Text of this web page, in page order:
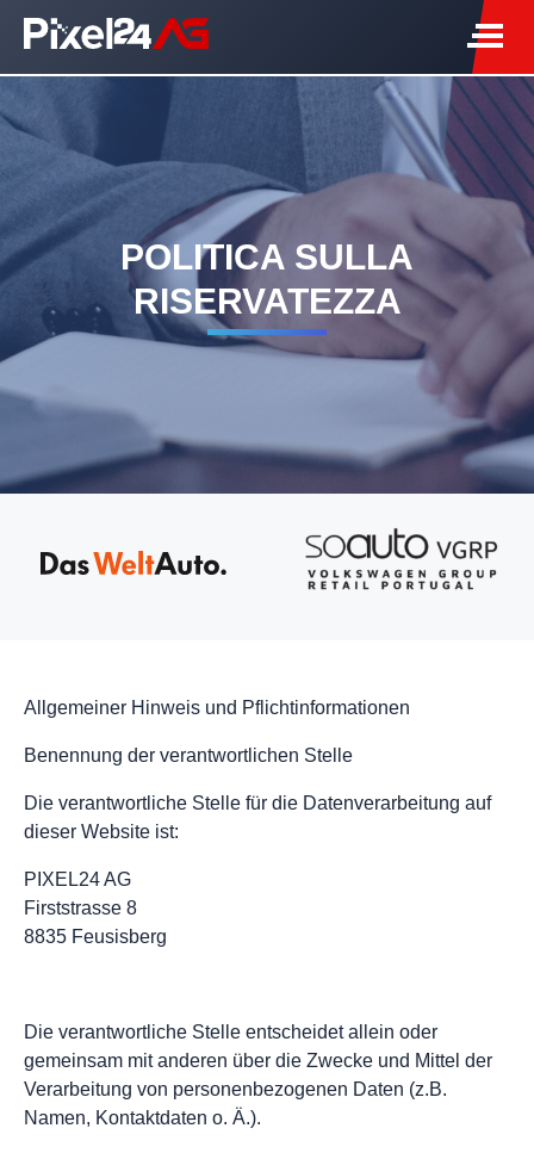
POLITICA SULLA
RISERVATEZZA
Allgemeiner Hinweis und Pflichtinformationen
Benennung der verantwortlichen Stelle
Die verantwortliche Stelle für die Datenverarbeitung auf
dieser Website ist:
PIXEL24 AG
Firststrasse 8
8835 Feusisberg
Die verantwortliche Stelle entscheidet allein oder
gemeinsam mit anderen über die Zwecke und Mittel der
Verarbeitung von personenbezogenen Daten (z.B.
Namen, Kontaktdaten o. Ä.).